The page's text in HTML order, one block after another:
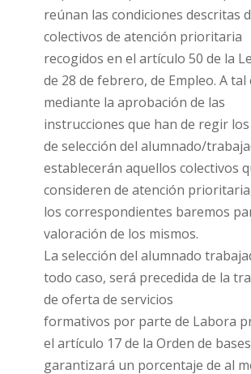
reúnan las condiciones descritas
colectivos de atención prioritaria
recogidos en el artículo 50 de la
de 28 de febrero, de Empleo. A tal
mediante la aprobación de las
instrucciones que han de regir
de selección del alumnado/
establecerán aquellos colectivos
consideren de atención
los correspondientes baremos
valoración de los mismos.
La selección del alumnado
todo caso, será precedida de la
de oferta de servicios
formativos por parte de Labora
el artículo 17 de la Orden de
garantizará un porcentaje de al